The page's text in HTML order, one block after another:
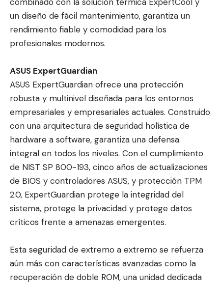
un diseño de fácil mantenimiento, garantiza un
rendimiento fiable y comodidad para los
profesionales modernos.
ASUS ExpertGuardian
ASUS ExpertGuardian ofrece una protección
robusta y multinivel diseñada para los entornos
empresariales y empresariales actuales. Construido
con una arquitectura de seguridad holística de
hardware a software, garantiza una defensa
integral en todos los niveles. Con el cumplimiento
de NIST SP 800-193, cinco años de actualizaciones
de BIOS y controladores ASUS, y protección TPM
2.0, ExpertGuardian protege la integridad del
sistema, protege la privacidad y protege datos
críticos frente a amenazas emergentes.
Esta seguridad de extremo a extremo se refuerza
aún más con características avanzadas como la
recuperación de doble ROM, una unidad dedicada